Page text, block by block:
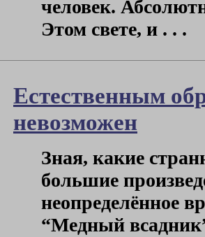
человек.
Этом свете, и . . .
Естественным
невозможен
Зная, какие
большие
неопределённое
“Медный